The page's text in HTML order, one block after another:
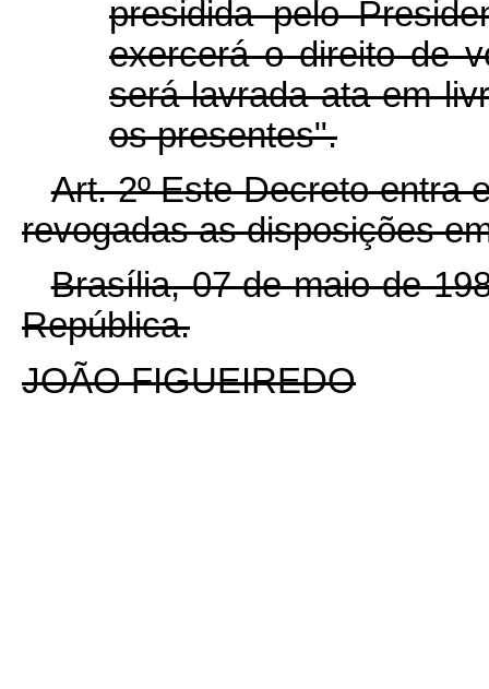
presidida pelo
exercerá o direito de
será lavrada ata em
os presentes".
Art. 2º Este Decreto entra
revogadas as disposições
Brasília, 07 de maio de
República.
JOÃO FIGUEIREDO